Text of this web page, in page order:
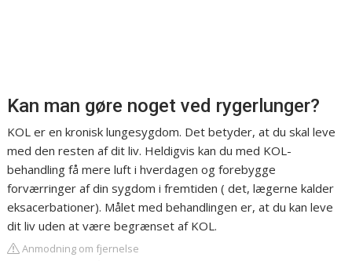
Kan man gøre noget ved rygerlunger?
KOL er en kronisk lungesygdom. Det betyder, at du skal leve
med den resten af dit liv. Heldigvis kan du med KOL-
behandling få mere luft i hverdagen og forebygge
forværringer af din sygdom i fremtiden ( det, lægerne kalder
eksacerbationer). Målet med behandlingen er, at du kan leve
dit liv uden at være begrænset af KOL.
Anmodning om fjernelse